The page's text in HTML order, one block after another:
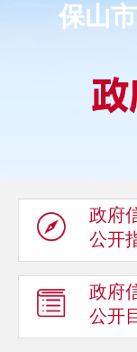
保山
政府
公开
政府
公开